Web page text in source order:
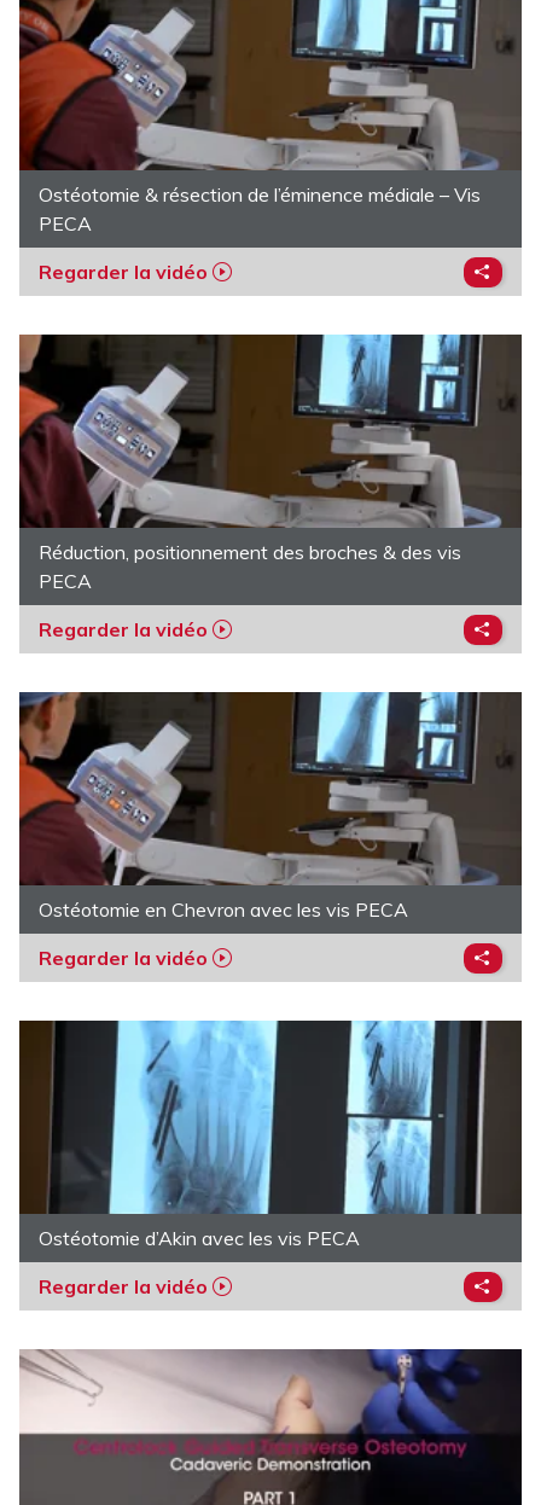
Ostéotomie & résection de l’éminence médiale – Vis
PECA
Regarder la vidéo
Réduction, positionnement des broches & des vis
PECA
Regarder la vidéo
Ostéotomie en Chevron avec les vis PECA
Regarder la vidéo
Ostéotomie d’Akin avec les vis PECA
Regarder la vidéo